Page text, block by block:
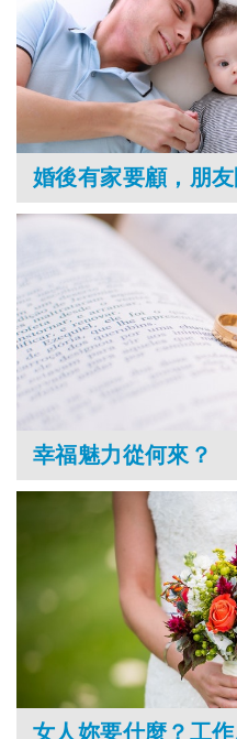
婚後有家要顧，朋
幸福魅力從何來？
女人妳要什麼？工